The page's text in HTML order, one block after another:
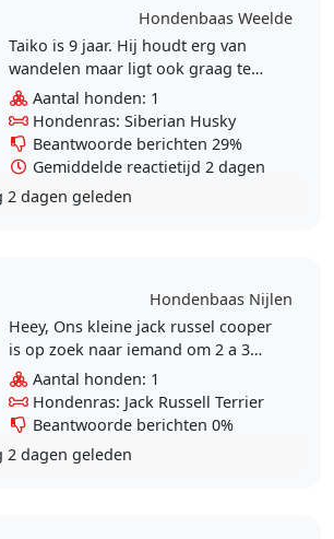
Hondenbaas Weelde
Taiko is 9 jaar. Hij houdt erg van
wandelen maar ligt ook graag te
slapen. Hoewel Taiko soms koppig
is schopt hij geen herrie en maakt
niks stuk. We..
Aantal honden: 1
Hondenras: Siberian Husky
Beantwoorde berichten 29%
Gemiddelde reactietijd 2 dagen
2 dagen geleden
Hondenbaas Nijlen
Heey, Ons kleine jack russel cooper
is op zoek naar iemand om 2 a 3
dagen in de week te gaan spelen.
Het is een enorme lieve, speelse
hond maar wel..
Aantal honden: 1
Hondenras: Jack Russell Terrier
Beantwoorde berichten 0%
2 dagen geleden